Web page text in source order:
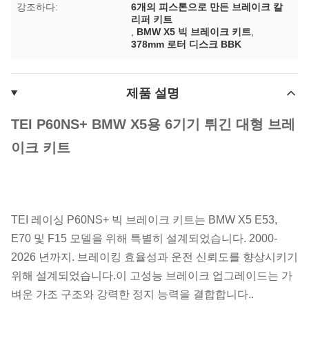
강조하다:
6개의 피스톤으로 만든 브레이크 칼
리퍼 키트
BMW X5 빅 브레이크 키트
378mm 로터 디스크 BBK
제품 설명
TEI P60NS+ BMW X5용 6기기 튀긴 대형 브레
이크 키트
TEI 레이싱 P60NS+ 빅 브레이크 키트는 BMW X5 E53,
E70 및 F15 모델을 위해 특별히 설계되었습니다. 2000-
2026 년까지. 브레이킹 효율성과 운전 신뢰도를 향상시키기
위해 설계되었습니다.이 고성능 브레이크 업그레이드는 가
벼운 가조 구조와 강력한 정지 능력을 결합합니다..